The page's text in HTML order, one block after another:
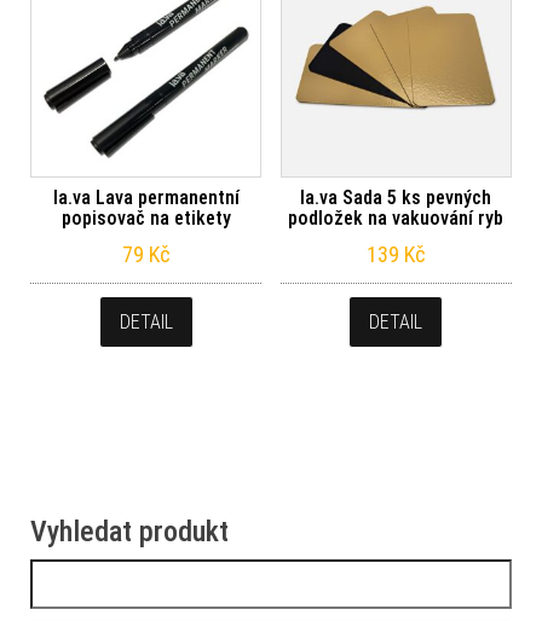
la.va Lava permanentní
popisovač na etikety
79 Kč
DETAIL
la.va Sada 5 ks pevných
podložek na vakuování ryb
139 Kč
DETAIL
Vyhledat produkt